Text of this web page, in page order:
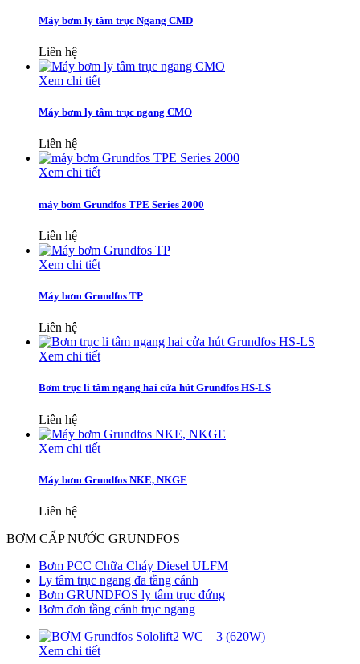
Máy bơm ly tâm trục Ngang CMD
Liên hệ
Xem chi tiết
Máy bơm ly tâm trục ngang CMO
Liên hệ
Xem chi tiết
máy bơm Grundfos TPE Series 2000
Liên hệ
Xem chi tiết
Máy bơm Grundfos TP
Liên hệ
Xem chi tiết
Bơm trục li tâm ngang hai cửa hút Grundfos HS-LS
Liên hệ
Xem chi tiết
Máy bơm Grundfos NKE, NKGE
Liên hệ
BƠM CẤP NƯỚC GRUNDFOS
Bơm PCC Chữa Cháy Diesel ULFM
Ly tâm trục ngang đa tầng cánh
Bơm GRUNDFOS ly tâm trục đứng
Bơm đơn tầng cánh trục ngang
Xem chi tiết